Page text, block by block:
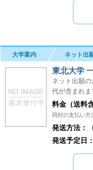
大学案内 ネット出
東北大学
ネット出願
代が含まれま
料金（送料
同封の支払い方
発送方法：
発送予定日：